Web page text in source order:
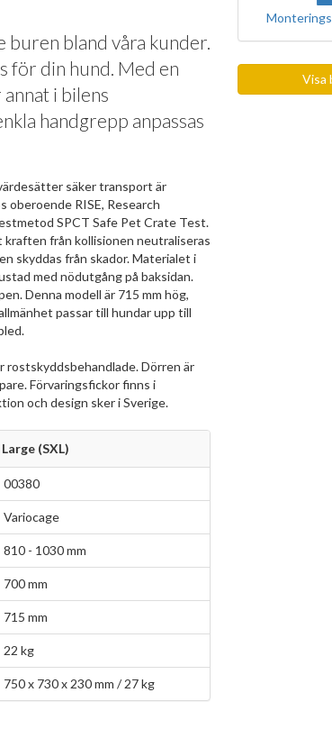
buren bland våra kunder.
för din hund. Med en
i bilens
handgrepp anpassas
säker transport är
RISE, Research
SPCT Safe Pet Crate Test.
kraften från kollisionen neutraliseras
skyddas från skador. Materialet i
med nödutgång på baksidan.
Denna modell är 715 mm hög,
passar till hundar upp till
rostskyddsbehandlade. Dörren är
Förvaringsfickor finns i
och design sker i Sverige.
(SXL)
00380
Variocage
810 - 1030 mm
700 mm
715 mm
22 kg
750 x 730 x 230 mm / 27 kg
Visa